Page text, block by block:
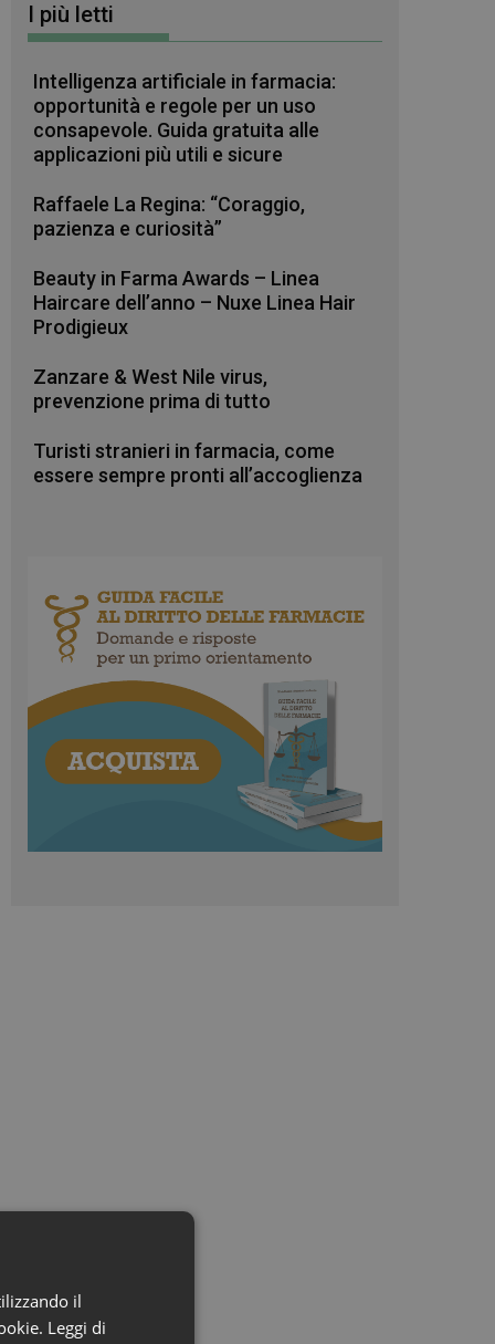
I più letti
Intelligenza artificiale in farmacia:
opportunità e regole per un uso
consapevole. Guida gratuita alle
applicazioni più utili e sicure
Raffaele La Regina: “Coraggio,
pazienza e curiosità”
Beauty in Farma Awards – Linea
Haircare dell’anno – Nuxe Linea Hair
Prodigieux
Zanzare & West Nile virus,
prevenzione prima di tutto
Turisti stranieri in farmacia, come
essere sempre pronti all’accoglienza
il
Leggi di